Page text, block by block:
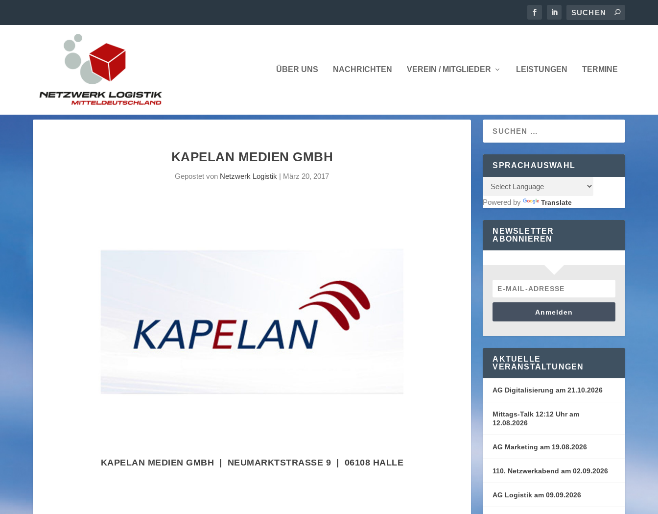
ÜBER UNS NACHRICHTEN VEREIN / MITGLIEDER LEISTUNGEN TERMINE
KAPELAN MEDIEN GMBH
Gepostet von Netzwerk Logistik | März 20, 2017
KAPELAN MEDIEN GMBH | NEUMARKTSTRASSE 9 | 06108 HALLE
SPRACHAUSWAHL
Powered by Translate
NEWSLETTER
ABONNIEREN
Anmelden
AKTUELLE
VERANSTALTUNGEN
AG Digitalisierung am 21.10.2026
Mittags-Talk 12:12 Uhr am
12.08.2026
AG Marketing am 19.08.2026
110. Netzwerkabend am 02.09.2026
AG Logistik am 09.09.2026